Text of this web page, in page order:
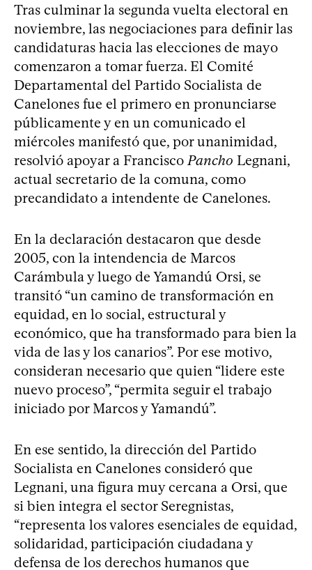
Tras culminar la segunda vuelta electoral en
noviembre, las negociaciones para definir las
candidaturas hacia las elecciones de mayo
comenzaron a tomar fuerza. El Comité
Departamental del Partido Socialista de
Canelones fue el primero en pronunciarse
públicamente y en un comunicado el
miércoles manifestó que, por unanimidad,
resolvió apoyar a Francisco Pancho Legnani,
actual secretario de la comuna, como
precandidato a intendente de Canelones.
En la declaración destacaron que desde
2005, con la intendencia de Marcos
Carámbula y luego de Yamandú Orsi, se
transitó “un camino de transformación en
equidad, en lo social, estructural y
económico, que ha transformado para bien la
vida de las y los canarios”. Por ese motivo,
consideran necesario que quien “lidere este
nuevo proceso”, “permita seguir el trabajo
iniciado por Marcos y Yamandú”.
En ese sentido, la dirección del Partido
Socialista en Canelones consideró que
Legnani, una figura muy cercana a Orsi, que
si bien integra el sector Seregnistas,
“representa los valores esenciales de equidad,
solidaridad, participación ciudadana y
defensa de los derechos humanos que